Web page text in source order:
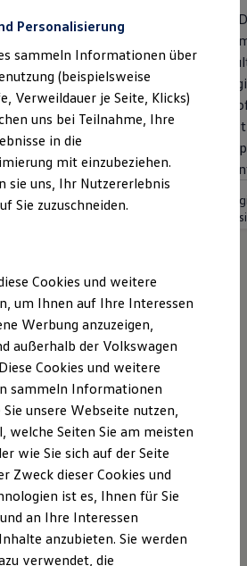
Class bei Volkswagen
finden
Konnektivität
6
Versionen und Updates
zu Ihrem ID.
Attraktiver Preisvorteil.
"Light Assist"
Climatronic" mit Aktiv-
Temperaturregelung
Assist" und Spurhalteassistent
Personalisierung
sammeln Informationen über
(beispielsweise
Verweildauer je Seite, Klicks)
uns bei Teilnahme, Ihre
in die
mit einzubeziehen.
sie uns, Ihr Nutzererlebnis
Sie zuzuschneiden.
Cookies und weitere
um Ihnen auf Ihre Interessen
Werbung anzuzeigen,
außerhalb der Volkswagen
Cookies und weitere
sammeln Informationen
unsere Webseite nutzen,
welche Seiten Sie am meisten
wie Sie sich auf der Seite
Zweck dieser Cookies und
ist es, Ihnen für Sie
an Ihre Interessen
anzubieten. Sie werden
verwendet, die